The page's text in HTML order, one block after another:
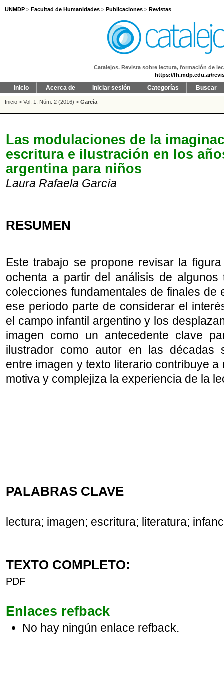
UNMDP > Facultad de Humanidades > Publicaciones > Revistas
Catalejos. Revista sobre lectura, formación de
https://fh.mdp.edu.ar/
Inicio Acerca de Iniciar sesión Categorías Buscar
Inicio > Vol. 1, Núm. 2 (2016) > García
Las modulaciones de la
escritura e ilustración en los
argentina para niños
Laura Rafaela García
RESUMEN
Este trabajo se propone revisar la
ochenta a partir del análisis de
colecciones fundamentales de finales de
ese período parte de considerar el
el campo infantil argentino y los
imagen como un antecedente clave
ilustrador como autor en las décadas
entre imagen y texto literario contribuye
motiva y complejiza la experiencia de la
PALABRAS CLAVE
lectura; imagen; escritura; literatura;
TEXTO COMPLETO:
PDF
Enlaces refback
No hay ningún enlace refback.